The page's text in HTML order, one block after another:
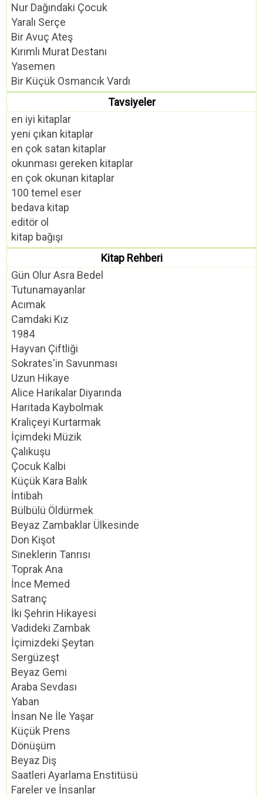
Nur Dağındaki Çocuk
Yaralı Serçe
Bir Avuç Ateş
Kırımlı Murat Destanı
Yasemen
Bir Küçük Osmancık Vardı
Tavsiyeler
en iyi kitaplar
yeni çıkan kitaplar
en çok satan kitaplar
okunması gereken kitaplar
en çok okunan kitaplar
100 temel eser
bedava kitap
editör ol
kitap bağışı
Kitap Rehberi
Gün Olur Asra Bedel
Tutunamayanlar
Acımak
Camdaki Kız
1984
Hayvan Çiftliği
Sokrates'in Savunması
Uzun Hikaye
Alice Harikalar Diyarında
Haritada Kaybolmak
Kraliçeyi Kurtarmak
İçimdeki Müzik
Çalıkuşu
Çocuk Kalbi
Küçük Kara Balık
İntibah
Bülbülü Öldürmek
Beyaz Zambaklar Ülkesinde
Don Kişot
Sineklerin Tanrısı
Toprak Ana
İnce Memed
Satranç
İki Şehrin Hikayesi
Vadideki Zambak
İçimizdeki Şeytan
Sergüzeşt
Beyaz Gemi
Araba Sevdası
Yaban
İnsan Ne İle Yaşar
Küçük Prens
Dönüşüm
Beyaz Diş
Saatleri Ayarlama Enstitüsü
Fareler ve İnsanlar